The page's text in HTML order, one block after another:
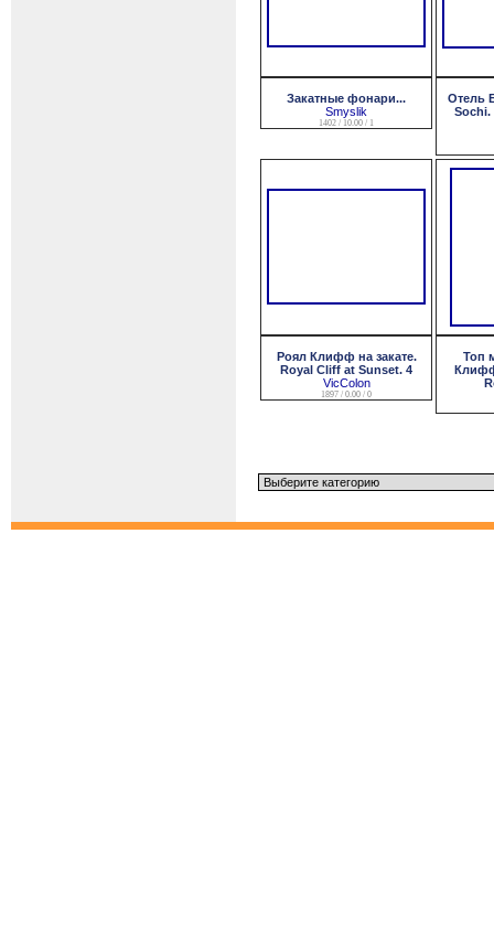
Закатные фонари...
Smyslik
1402 / 10.00 / 1
Отель
Sochi.
Роял Клифф на закате.
Royal Cliff at Sunset. 4
VicColon
1897 / 0.00 / 0
Топ